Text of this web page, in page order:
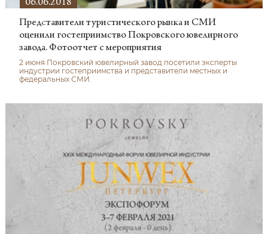
06.06.2018
Представители туристического рынка и СМИ
оценили гостеприимство Покровского ювелирного
завода. Фотоотчет с мероприятия
2 июня Покровский ювелирный завод посетили эксперты
индустрии гостеприимства и представители местных и
федеральных СМИ.